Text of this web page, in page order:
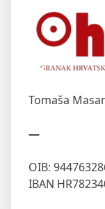
Tomaša
—
OIB:
IBAN